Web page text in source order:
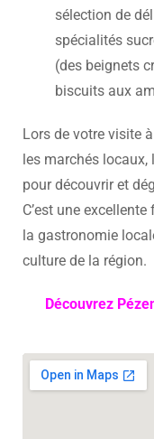
sélection de
spécialités
(des beignets
biscuits aux
Lors de votre visite
les marchés
pour découvrir et
C’est une
la gastronomie
culture de la région.
Découvrez